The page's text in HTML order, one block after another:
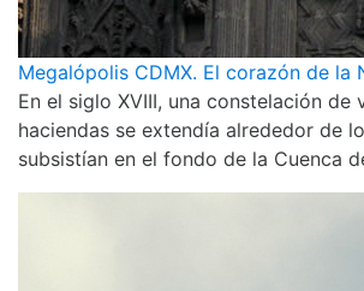
Megalópolis CDMX. El corazón de la
En el siglo XVIII, una constelación de
haciendas se extendía alrededor de
subsistían en el fondo de la Cuenca